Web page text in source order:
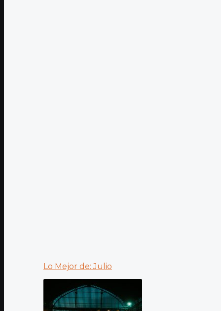
Lo Mejor de: Julio